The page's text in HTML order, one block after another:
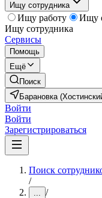
Ищу сотрудника
Ищу работу
Ищу
Ищу сотрудника
Сервисы
Помощь
Ещё
Поиск
Барановка
Войти
Войти
Зарегистрироваться
Поиск
/
... /